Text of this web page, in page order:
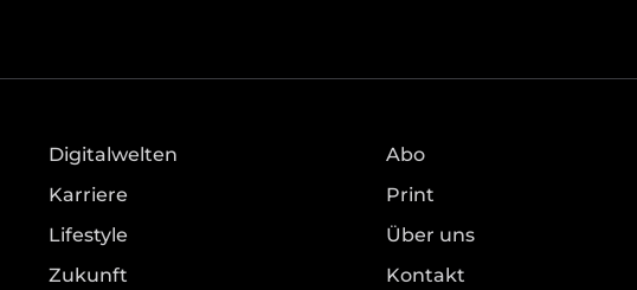
Digitalwelten
Karriere
Lifestyle
Zukunft
Abo
Print
Über uns
Kontakt